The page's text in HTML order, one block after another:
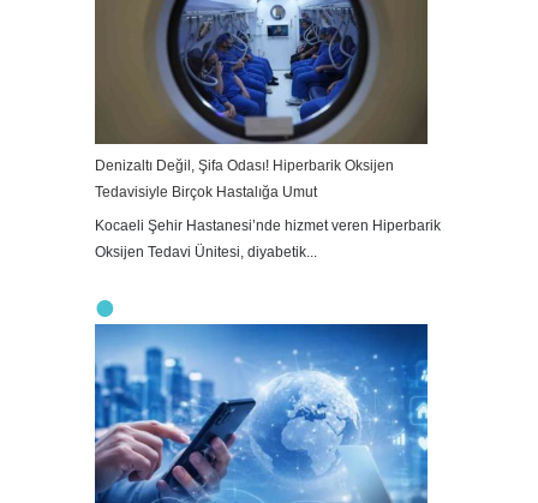
Denizaltı Değil, Şifa Odası! Hiperbarik Oksijen
Tedavisiyle Birçok Hastalığa Umut
Kocaeli Şehir Hastanesi’nde hizmet veren Hiperbarik
Oksijen Tedavi Ünitesi, diyabetik...